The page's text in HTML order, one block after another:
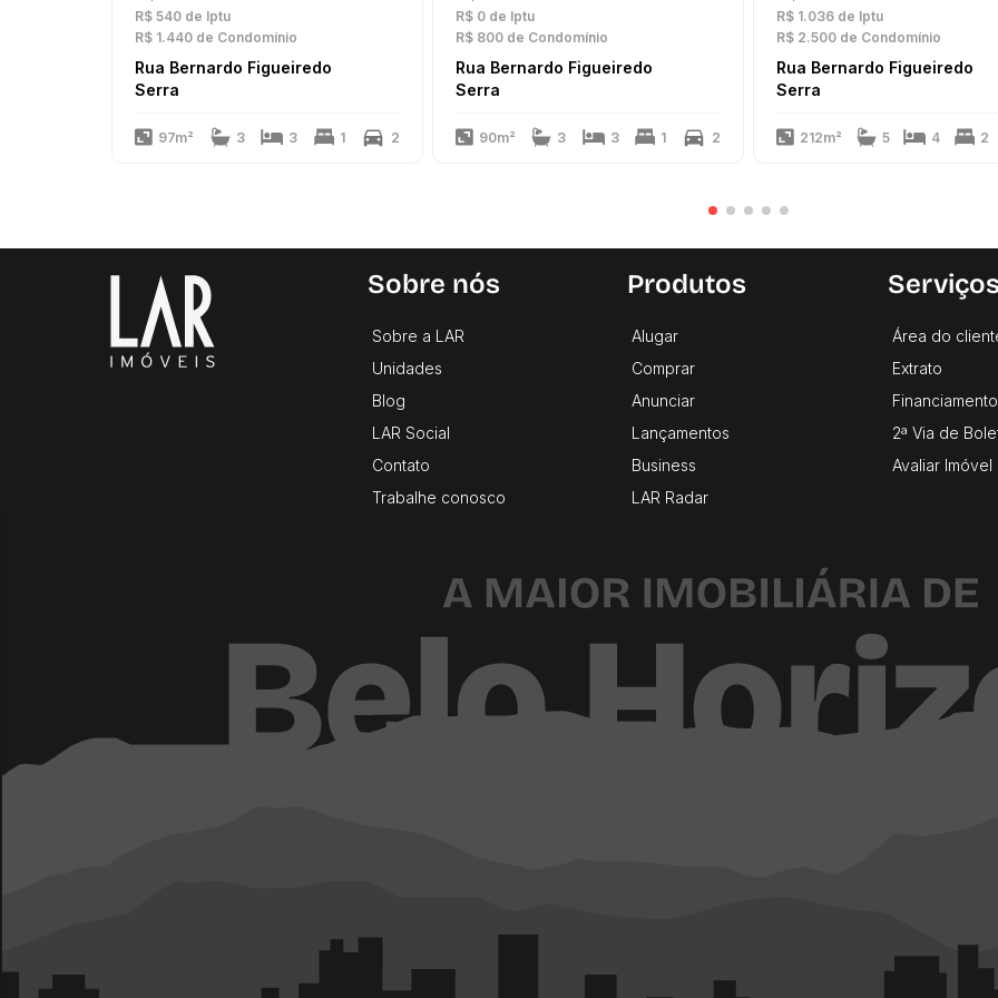
R$ 540 de Iptu
R$ 1.440 de Condomínio
Rua Bernardo Figueiredo
Serra
97m² 3 3 1 2
R$ 0 de Iptu
R$ 800 de Condomínio
Rua Bernardo Figueiredo
Serra
90m² 3 3 1 2
R$ 1.036 de Iptu
R$ 2.500 de Condomínio
Rua Bernardo Figueiredo
Serra
212m² 5 4 2
Sobre nós
Sobre a LAR
Unidades
Blog
LAR Social
Contato
Trabalhe conosco
Produtos
Alugar
Comprar
Anunciar
Lançamentos
Business
LAR Radar
Serviços
Área do
Extrato
Financiamento
2ª Via de
Avaliar Imóvel